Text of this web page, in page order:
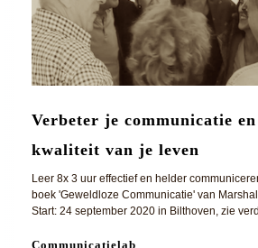
Verbeter je communicatie en
kwaliteit van je leven
Leer 8x 3 uur effectief en helder
boek 'Geweldloze Communicatie' van
Start: 24 september 2020 in Bilthoven, zie
Communicatielab